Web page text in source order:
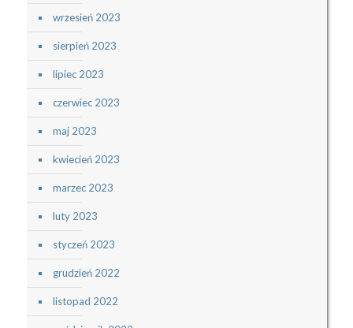
wrzesień 2023
sierpień 2023
lipiec 2023
czerwiec 2023
maj 2023
kwiecień 2023
marzec 2023
luty 2023
styczeń 2023
grudzień 2022
listopad 2022